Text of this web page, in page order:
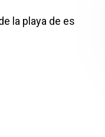
la playa de es